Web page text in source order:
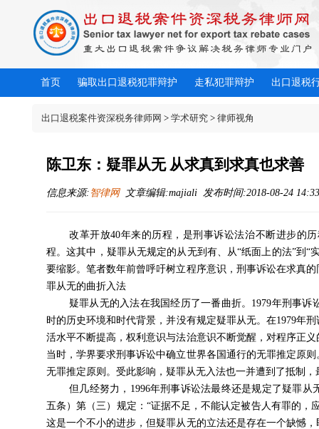
首页 骗取出口退税犯罪辩护 走私犯罪辩护 出口退税
出口退税案件资深税务律师网 > 学术研究 > 律师视角
陈卫东：疑罪从无 从求真到求真也求善
信息来源: 智律网文章编辑:majiali 发布时间:2018-08-24
改革开放40年来的历程，是刑事诉讼法治不断进步的
程。这其中，疑罪从无规定的从无到有、从“纸面上的法”到
要缩影。笔者数年前曾呼吁树立程序意识，刑事诉讼在求真
罪从无的曲折入法
疑罪从无的入法在我国经历了一番曲折。 1979年刑事诉
时的历史环境和时代背景，并没有规定疑罪从无。在1979年
活水平不断提高，权利意识与法治意识不断觉醒，对程序正
当时，学界要求刑事诉讼中确立世界各国通行的无罪推定原
无罪推定原则。 受此影响，疑罪从无入法也一并遭到了抵制
但几经努力， 1996年刑事诉讼法最终还是规定了疑罪从
五条）第（三）规定： “证据不足，不能认定被告人有罪的，
这是一个不小的进步，但疑罪从无的立法还是存在一个缺憾